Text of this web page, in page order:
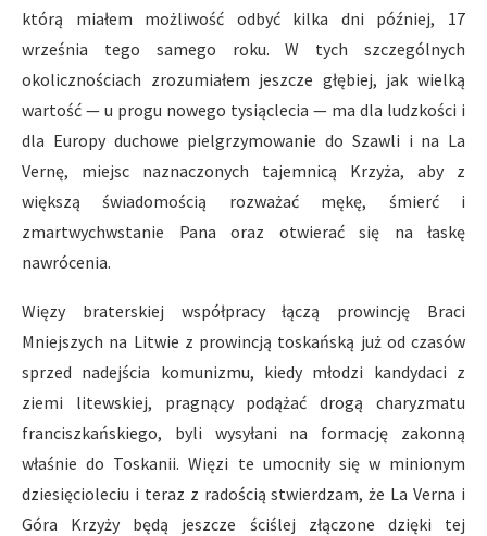
którą miałem możliwość odbyć kilka dni później, 17
września tego samego roku. W tych szczególnych
okolicznościach zrozumiałem jeszcze głębiej, jak wielką
wartość — u progu nowego tysiąclecia — ma dla ludzkości i
dla Europy duchowe pielgrzymowanie do Szawli i na La
Vernę, miejsc naznaczonych tajemnicą Krzyża, aby z
większą świadomością rozważać mękę, śmierć i
zmartwychwstanie Pana oraz otwierać się na łaskę
nawrócenia.
Więzy braterskiej współpracy łączą prowincję Braci
Mniejszych na Litwie z prowincją toskańską już od czasów
sprzed nadejścia komunizmu, kiedy młodzi kandydaci z
ziemi litewskiej, pragnący podążać drogą charyzmatu
franciszkańskiego, byli wysyłani na formację zakonną
właśnie do Toskanii. Więzi te umocniły się w minionym
dziesięcioleciu i teraz z radością stwierdzam, że La Verna i
Góra Krzyży będą jeszcze ściślej złączone dzięki tej